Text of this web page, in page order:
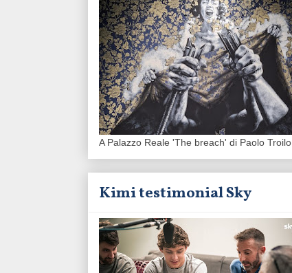
A Palazzo Reale 'The breach' di Paolo Troilo
Kimi testimonial Sky